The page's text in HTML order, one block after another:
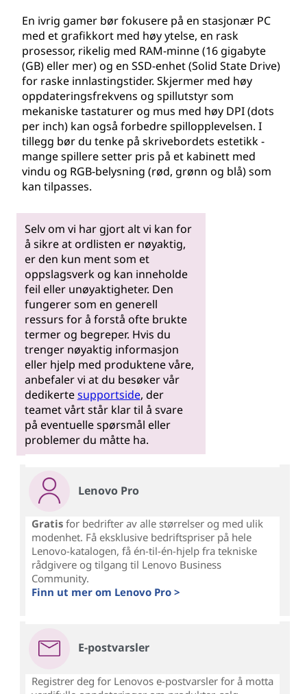
En ivrig gamer bør fokusere på en stasjonær PC
med et grafikkort med høy ytelse, en rask
prosessor, rikelig med RAM-minne (16 gigabyte
(GB) eller mer) og en SSD-enhet (Solid State Drive)
for raske innlastingstider. Skjermer med høy
oppdateringsfrekvens og spillutstyr som
mekaniske tastaturer og mus med høy DPI (dots
per inch) kan også forbedre spillopplevelsen. I
tillegg bør du tenke på skrivebordets estetikk -
mange spillere setter pris på et kabinett med
vindu og RGB-belysning (rød, grønn og blå) som
kan tilpasses.
Selv om vi har gjort alt vi kan for
å sikre at ordlisten er nøyaktig,
er den kun ment som et
oppslagsverk og kan inneholde
feil eller unøyaktigheter. Den
fungerer som en generell
ressurs for å forstå ofte brukte
termer og begreper. Hvis du
trenger nøyaktig informasjon
eller hjelp med produktene våre,
anbefaler vi at du besøker vår
dedikertesupportside, der
teamet vårt står klar til å svare
på eventuelle spørsmål eller
problemer du måtte ha.
Lenovo Pro
Gratisfor bedrifter av alle størrelser og med ulik
modenhet. Få eksklusive bedriftspriser på hele
Lenovo-katalogen, få én-til-én-hjelp fra tekniske
rådgivere og tilgang til Lenovo Business
Community.
Finn ut mer om Lenovo Pro >
E-postvarsler
Registrer deg for Lenovos e-postvarsler for å motta